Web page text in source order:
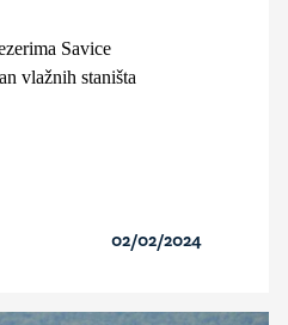
Savice
vlažnih staništa
02/02/2024